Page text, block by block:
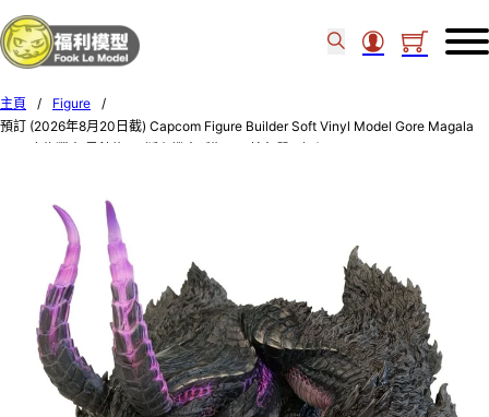
主頁 / Figure
/
預訂 (2026年8月20日截) Capcom Figure Builder Soft Vinyl Model Gore Magala